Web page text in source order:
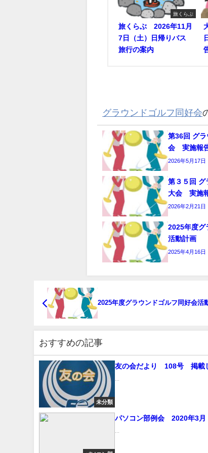
旅くらぶ
旅くらぶ 2026年11月
7日（土）日帰りバス
旅行の案内
グラウンドゴルフ同好会
第36回 グ
会 実施報
2026年5月17日
第３５回 グ
大会 実施
2026年2月21日
2025年度グ
活動計画
2025年4月16日
2025年度グラウンドゴルフ同好会活
おすすめの記事
未分類
友の会だより 108号 掲載
パソコン部例会 2020年3月